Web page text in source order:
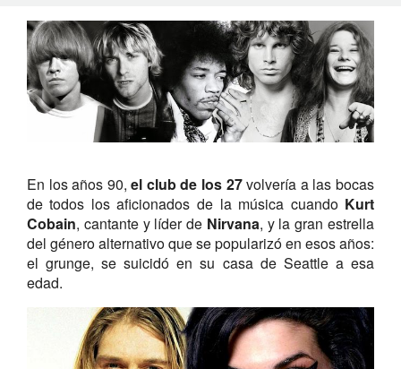
En los años 90,el club de los 27volvería a las bocas
de todos los aficionados de la música cuando Kurt
Cobain, cantante y líder de Nirvana, y la gran estrella
del género alternativo que se popularizó en esos años:
el grunge, se suicidó en su casa de Seattle a esa
edad.